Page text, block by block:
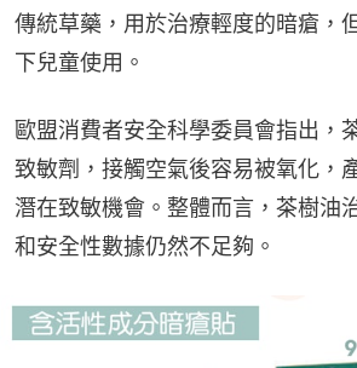
傳統草藥，用於治療輕度的暗瘡，
下兒童使用。
歐盟消費者安全科學委員會指出，
致敏劑，接觸空氣後容易被氧化，
潛在致敏機會。整體而言，茶樹油
和安全性數據仍然不足夠。